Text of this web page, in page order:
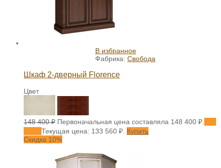
В избранное
Фабрика: Свобода
Шкаф 2-дверный Florence
Цвет
148 400₽ Первоначальная цена составляла 148 400 ₽.
Текущая цена: 133 560 ₽. Купить
Скидка 10%